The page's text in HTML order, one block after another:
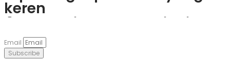
keren
Rasakan keseruan plinko slot
dan menangkan hadiah
nyata langsung dari ponsel
Mainkan 1win dan nikmati
berbagai bonus menarik dan
game populer.
Če obožujete vznemirjenje
igralnic, je
mesto. Uživajte v igrah in
muy sencillo y divertido!
Email
Subscribe